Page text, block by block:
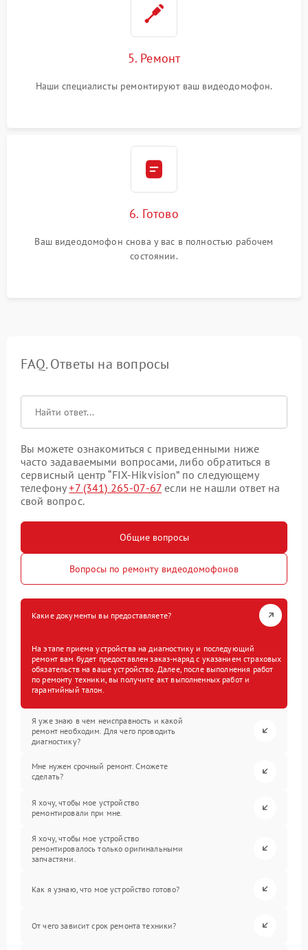
5. Ремонт
Наши специалисты ремонтируют ваш видеодомофон.
6. Готово
Ваш видеодомофон снова у вас в полностью рабочем
состоянии.
FAQ. Ответы на вопросы
Вы можете ознакомиться с приведенными ниже
часто задаваемыми вопросами, либо обратиться в
сервисный центр “FIX-Hikvision” по следующему
телефону+7 (341) 265-07-67 если не нашли ответ на
свой вопрос.
Общие вопросы
Вопросы по ремонту видеодомофонов
Какие документы вы предоставляете?
На этапе приема устройства на диагностику и последующий
ремонт вам будет предоставлен заказ-наряд с указанием страховых
обязательств на ваше устройство. Далее, после выполнения работ
по ремонту техники, вы получите акт выполненных работ и
гарантийный талон.
Я уже знаю в чем неисправность и какой
ремонт необходим. Для чего проводить
диагностику?
Мне нужен срочный ремонт. Сможете
сделать?
Я хочу, чтобы мое устройство
ремонтировали при мне.
Я хочу, чтобы мое устройство
ремонтировалось только оригинальными
запчастями.
Как я узнаю, что мое устройство готово?
От чего зависит срок ремонта техники?